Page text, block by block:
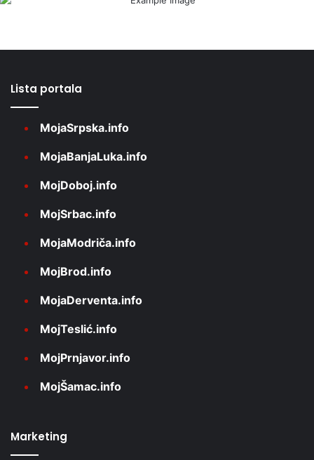
Lista portala
MojaSrpska.info
MojaBanjaLuka.info
MojDoboj.info
MojSrbac.info
MojaModriča.info
MojBrod.info
MojaDerventa.info
MojTeslić.info
MojPrnjavor.info
MojŠamac.info
Marketing